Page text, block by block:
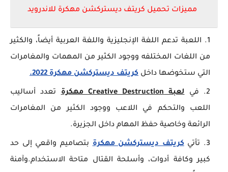
مميزات تحميل كريتف ديستركشن مهكرة للاندرويد
اللعبة تدعم اللغة الإنجليزية واللغة العربية أيضاً، والكثير
من اللغات المختلفه ووجود الكثير من المهمات والمغامرات
التي ستخوضها داخل كريتف ديستركشن مهكرة 2022.
فيلعبة Creative Destruction مهكرة
تعدد أساليب
اللعب والتحكم في اللاعب ووجود الكثير من المغامرات
الرائعة وخاصية حفظ المهام داخل الجزيرة.
تأتيكريتف ديستركشن مهكرةبتصاميم واقعي إلى حد
كبير وكافة أدوات، وأسلحة القتال متاحة الاستخدام.وآمنة